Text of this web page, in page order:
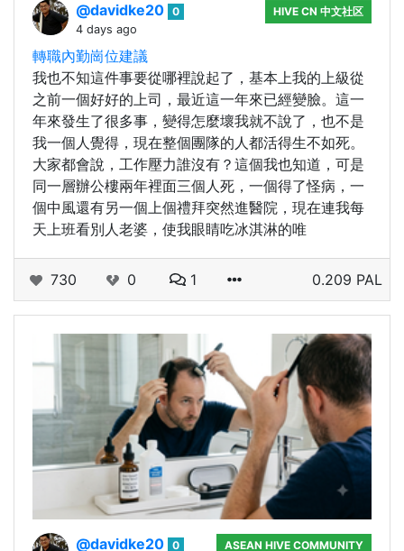
@davidke20 0
4 days ago
HIVE CN 中文社区
轉職內勤崗位建議
我也不知這件事要從哪裡說起了，基本上我的上級從
之前一個好好的上司，最近這一年來已經變臉。這一
年來發生了很多事，變得怎麼壞我就不說了，也不是
我一個人覺得，現在整個團隊的人都活得生不如死。
大家都會說，工作壓力誰沒有？這個我也知道，可是
同一層辦公樓兩年裡面三個人死，一個得了怪病，一
個中風還有另一個上個禮拜突然進醫院，現在連我每
天上班看別人老婆，使我眼睛吃冰淇淋的唯
730 0 1 0.209 PAL
@davidke20 0 ASEAN HIVE COMMUNITY